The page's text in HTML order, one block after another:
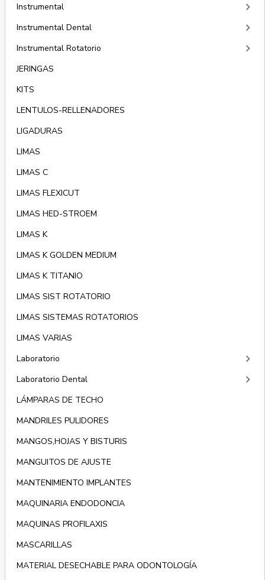
Instrumental keyboard_arrow_right
Instrumental Dental keyboard_arrow_right
Instrumental Rotatorio keyboard_arrow_right
JERINGAS
KITS
LENTULOS-RELLENADORES
LIGADURAS
LIMAS
LIMAS C
LIMAS FLEXICUT
LIMAS HED-STROEM
LIMAS K
LIMAS K GOLDEN MEDIUM
LIMAS K TITANIO
LIMAS SIST ROTATORIO
LIMAS SISTEMAS ROTATORIOS
LIMAS VARIAS
Laboratorio
keyboard_arrow_right
Laboratorio Dental keyboard_arrow_right
LÁMPARAS DE TECHO
MANDRILES PULIDORES
MANGOS,HOJAS Y BISTURIS
MANGUITOS DE AJUSTE
MANTENIMIENTO IMPLANTES
MAQUINARIA ENDODONCIA
MAQUINAS PROFILAXIS
MASCARILLAS
MATERIAL DESECHABLE PARA ODONTOLOGÍA